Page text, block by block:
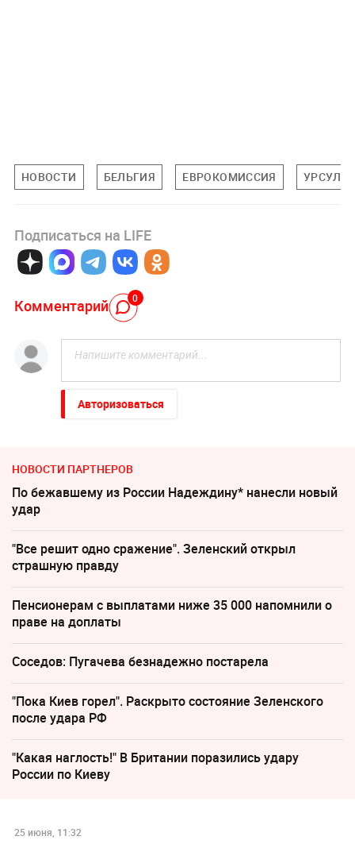
НОВОСТИ БЕЛЬГИЯ ЕВРОКОМИССИЯ УРСУЛА
Подписаться на LIFE
Комментарий 0
Авторизоваться
НОВОСТИ ПАРТНЕРОВ
По бежавшему из России Надеждину* нанесли новый
удар
"Все решит одно сражение". Зеленский открыл
страшную правду
Пенсионерам с выплатами ниже 35 000 напомнили о
праве на доплаты
Соседов: Пугачева безнадежно постарела
"Пока Киев горел". Раскрыто состояние Зеленского
после удара РФ
"Какая наглость!" В Британии поразились удару
России по Киеву
25 июня, 11:32